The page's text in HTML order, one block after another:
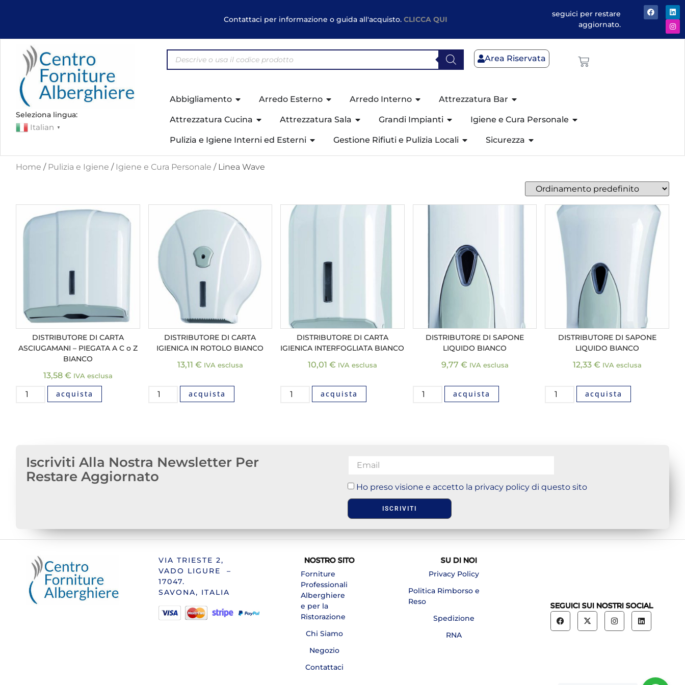
Contattaci per informazione o guida all'acquisto.CLICCA QUI
seguici per restare
aggiornato.
Seleziona lingua:
Italian ▼
Area Riservata
Abbigliamento Arredo Esterno Arredo Interno Attrezzatura Bar
Attrezzatura Cucina Attrezzatura Sala Grandi Impianti Igiene e Cura Personale
Pulizia e Igiene Interni ed Esterni Gestione Rifiuti e Pulizia Locali Sicurezza
Home / Pulizia e Igiene / Igiene e Cura Personale / Linea Wave
DISTRIBUTORE DI CARTA
ASCIUGAMANI – PIEGATA A C o Z
BIANCO
13,58 € IVA esclusa
acquista
DISTRIBUTORE DI CARTA
IGIENICA IN ROTOLO BIANCO
13,11 € IVA esclusa
acquista
DISTRIBUTORE DI CARTA
IGIENICA INTERFOGLIATA BIANCO
10,01 € IVA esclusa
acquista
DISTRIBUTORE DI SAPONE
LIQUIDO BIANCO
9,77 € IVA esclusa
acquista
DISTRIBUTORE DI SAPONE
LIQUIDO BIANCO
12,33 € IVA esclusa
acquista
Iscriviti Alla Nostra Newsletter Per
Restare Aggiornato
Ho preso visione e accetto la privacy policy di questo sito
ISCRIVITI
VIA TRIESTE 2,
VADO LIGURE –
17047.
SAVONA, ITALIA
NOSTRO SITO
Forniture
Professionali
Alberghiere
e per la
Ristorazione
Chi Siamo
Negozio
Contattaci
SU DI NOI
Privacy Policy
Politica Rimborso e
Reso
Spedizione
RNA
SEGUICI SUI NOSTRI SOCIAL